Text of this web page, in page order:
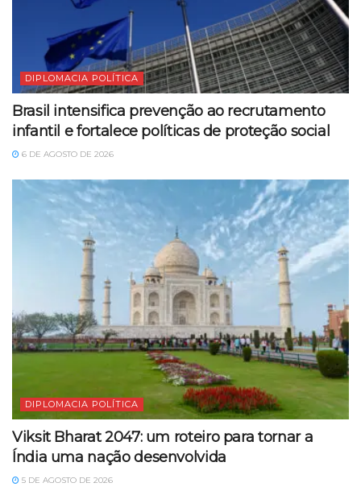
DIPLOMACIA POLÍTICA
Brasil intensifica prevenção ao recrutamento
infantil e fortalece políticas de proteção social
6 DE AGOSTO DE 2026
DIPLOMACIA POLÍTICA
Viksit Bharat 2047: um roteiro para tornar a
Índia uma nação desenvolvida
5 DE AGOSTO DE 2026